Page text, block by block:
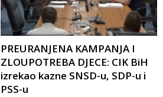
PREURANJENA KAMPANJA I
ZLOUPOTREBA DJECE: CIK BiH
izrekao kazne SNSD-u, SDP-u i
PSS-u